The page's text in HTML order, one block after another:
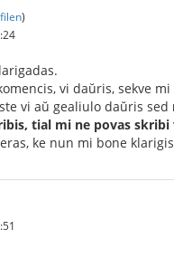
)
vi daŭris, sekve
vi aŭ gealiulo daŭris sed
tial mi ne povas skribi
ke nun mi bone